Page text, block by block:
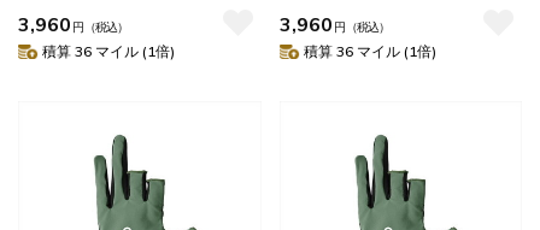
3,960 円 （税込）
積算 36 マイル (1倍)
3,960 円 （税込）
積算 36 マイル (1倍)